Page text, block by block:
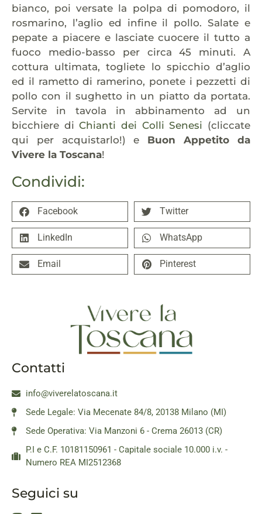
Condividi:
Facebook Twitter
LinkedIn WhatsApp
Email Pinterest
bianco, poi versate la polpa di pomodoro, il
rosmarino, l’aglio ed infine il pollo. Salate e
pepate a piacere e lasciate cuocere il tutto a
fuoco medio-basso per circa 45 minuti. A
cottura ultimata, togliete lo spicchio d’aglio
ed il rametto di ramerino, ponete i pezzetti di
pollo con il sughetto in un piatto da portata.
Servite in tavola in abbinamento ad un
bicchiere diChianti dei Colli Senesi (cliccate
qui per acquistarlo!) e Buon Appetito da
Vivere la Toscana!
Contatti
info@viverelatoscana.it
Sede Legale: Via Mecenate 84/8, 20138 Milano (MI)
Sede Operativa: Via Manzoni 6 - Crema 26013 (CR)
P.I e C.F. 10181150961 - Capitale sociale 10.000 i.v. -
Numero REA MI2512368
Seguici su